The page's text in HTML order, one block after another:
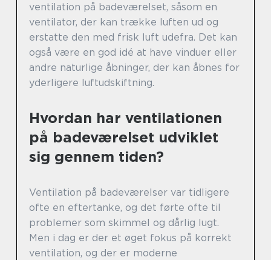
ventilation på badeværelset, såsom en
ventilator, der kan trække luften ud og
erstatte den med frisk luft udefra. Det kan
også være en god idé at have vinduer eller
andre naturlige åbninger, der kan åbnes for
yderligere luftudskiftning.
Hvordan har ventilationen
på badeværelset udviklet
sig gennem tiden?
Ventilation på badeværelser var tidligere
ofte en eftertanke, og det førte ofte til
problemer som skimmel og dårlig lugt.
Men i dag er der et øget fokus på korrekt
ventilation, og der er moderne